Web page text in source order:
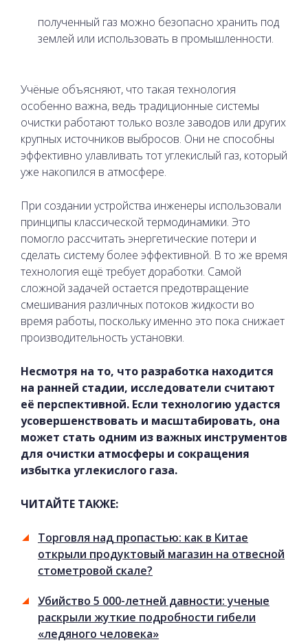
полученный газ можно безопасно хранить под
землей или использовать в промышленности.
Учёные объясняют, что такая технология
особенно важна, ведь традиционные системы
очистки работают только возле заводов или других
крупных источников выбросов. Они не способны
эффективно улавливать тот углекислый газ, который
уже накопился в атмосфере.
При создании устройства инженеры использовали
принципы классической термодинамики. Это
помогло рассчитать энергетические потери и
сделать систему более эффективной. В то же время
технология ещё требует доработки. Самой
сложной задачей остается предотвращение
смешивания различных потоков жидкости во
время работы, поскольку именно это пока снижает
производительность установки.
Несмотря на то, что разработка находится
на ранней стадии, исследователи считают
её перспективной. Если технологию удастся
усовершенствовать и масштабировать, она
может стать одним из важных инструментов
для очистки атмосферы и сокращения
избытка углекислого газа.
ЧИТАЙТЕ ТАКЖЕ:
Торговля над пропастью: как в Китае
открыли продуктовый магазин на отвесной
стометровой скале?
Убийство 5 000-летней давности: ученые
раскрыли жуткие подробности гибели
«ледяного человека»